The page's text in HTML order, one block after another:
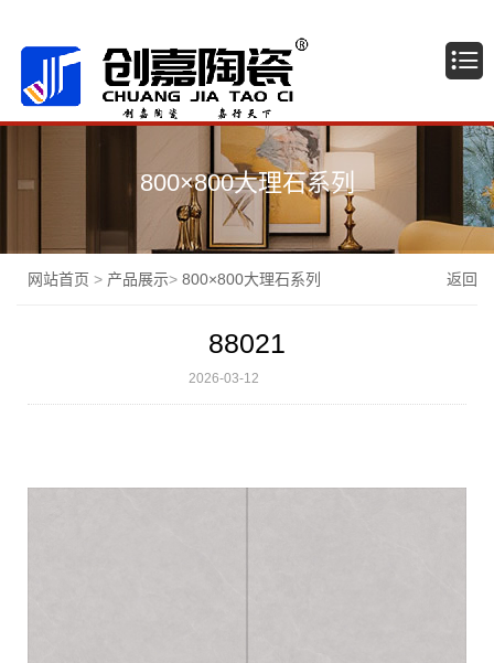
800×800大理石系列
网站首页 > 产品展示> 800×800大理石系列 返回
88021
2026-03-12